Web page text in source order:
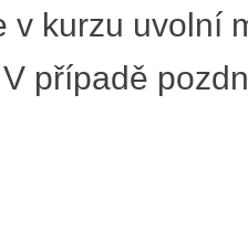
v kurzu uvolní
případě